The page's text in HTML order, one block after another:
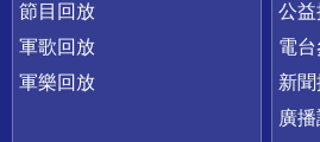
節目回放
軍歌回放
軍樂回放
公益
電
新
廣